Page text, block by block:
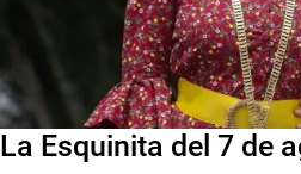
La Esquinita del 7 de